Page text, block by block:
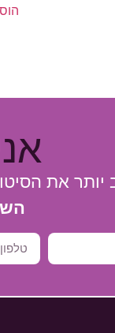
יותר את